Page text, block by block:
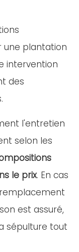
une plantation
intervention
des
l'entretien
selon les
le prix. En cas
est assuré,
sépulture tout